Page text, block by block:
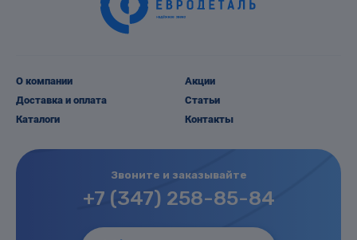
О компании
Доставка и оплата
Каталоги
Акции
Статьи
Контакты
Звоните и заказывайте
+7 (347) 258-85-84